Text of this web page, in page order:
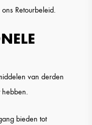
Retourbeleid.
van derden
bieden tot